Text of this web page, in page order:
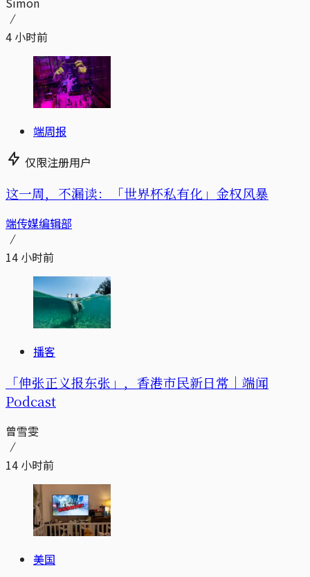
4 小时前
端周报
仅限注册用户
这一周，不漏读：「世界杯私有化」金权风暴
端传媒编辑部
14 小时前
播客
「伸张正义报东张」，香港市民新日常｜端闻
Podcast
曾雪雯
14 小时前
美国